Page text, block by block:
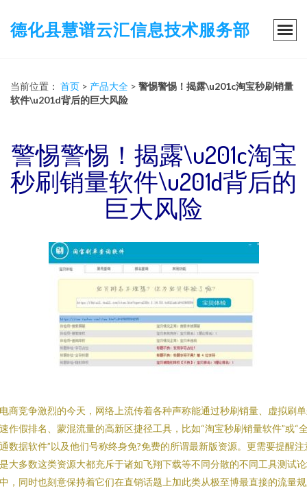
德化县慧谱云汇信息技术服务部
当前位置： 首页 > 产品大全 > 警惕警惕！揭露\u201c淘宝秒刷销量
软件\u201d背后的巨大风险
警惕警惕！揭露\u201c淘宝
秒刷销量软件\u201d背后的
巨大风险
商竞争激烈的今天，网络上流传着各种声称能通过秒刷销量、虚拟刷
作假排名、蒙混流量的高新区捷径工具，比如“淘宝秒刷销量软件”或“
数据软件”以及他们号称终身免?免费的所谓最新版资源。更需要提醒注
大多数这类资源大都充斥于诸如飞翔下载等不同分散的不同工具测试
，同时也刻意保持着它们在直销话题上加此类从极至博最直接的流量